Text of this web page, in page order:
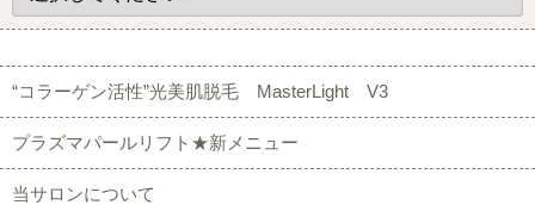
“コラーゲン活性”光美肌脱毛 MasterLight V3
プラズマパールリフト★新メニュー
当サロンについて